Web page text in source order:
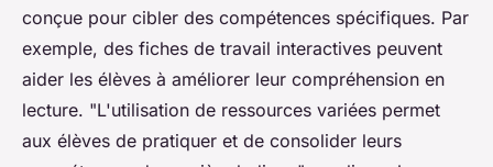
conçue pour cibler des compétences spécifiques. Par
exemple, des fiches de travail interactives peuvent
aider les élèves à améliorer leur compréhension en
lecture. "L'utilisation de ressources variées permet
aux élèves de pratiquer et de consolider leurs